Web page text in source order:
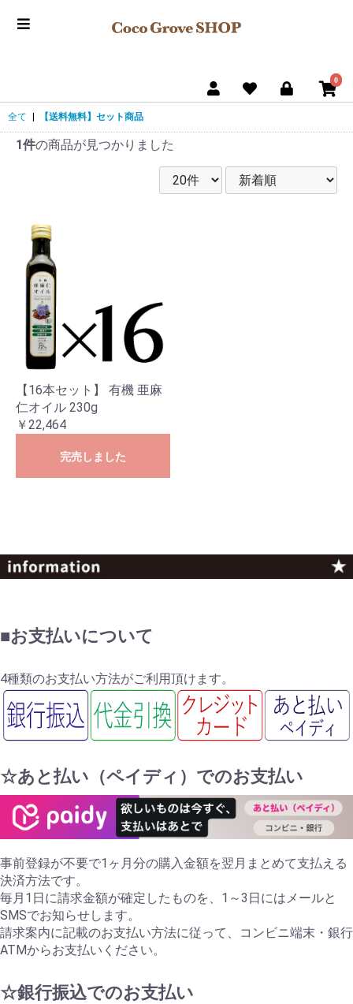
0
全て 【送料無料】セット商品
1件の商品が見つかりました
【16本セット】 有機 亜麻
仁オイル 230g
￥22,464
完売しました
■お支払いについて
4種類のお支払い方法がご利用頂けます。
☆あと払い（ペイディ）でのお支払い
事前登録が不要で1ヶ月分の購入金額を翌月まとめて支払える
決済方法です。
毎月1日に請求金額が確定したものを、1～3日にはメールと
SMSでお知らせします。
請求案内に記載のお支払い方法に従って、コンビニ端末・銀行
ATMからお支払いください。
☆銀行振込でのお支払い